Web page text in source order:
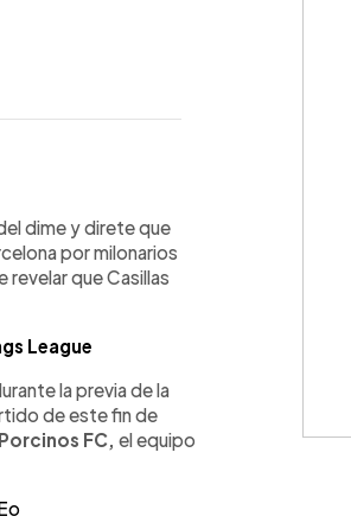
dime y direte que
por milonarios
revelar que Casillas
League
la previa de la
de este fin de
Porcinos FC, el equipo